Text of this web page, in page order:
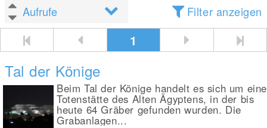
Filter anzeigen
1
Tal der Könige
Beim Tal der Könige handelt es sich um eine
Totenstätte des Alten Ägyptens, in der bis
heute 64 Gräber gefunden wurden. Die
Grabanlagen...